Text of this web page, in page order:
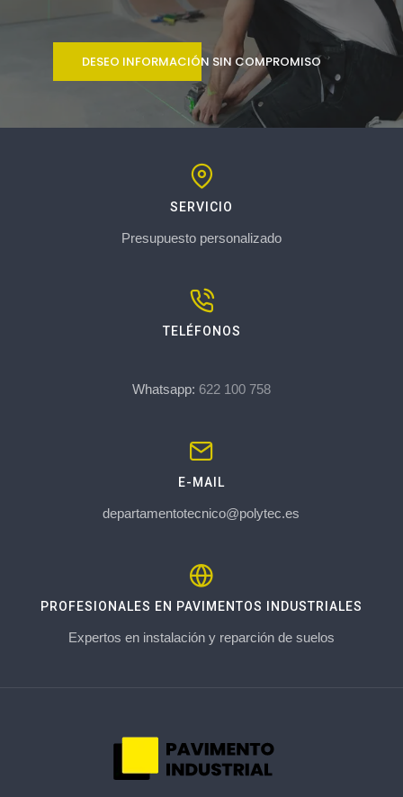
DESEO INFORMACIÓN SIN COMPROMISO
SERVICIO
Presupuesto personalizado
TELÉFONOS
Whatsapp: 622 100 758
E-MAIL
departamentotecnico@polytec.es
PROFESIONALES EN PAVIMENTOS INDUSTRIALES
Expertos en instalación y reparción de suelos